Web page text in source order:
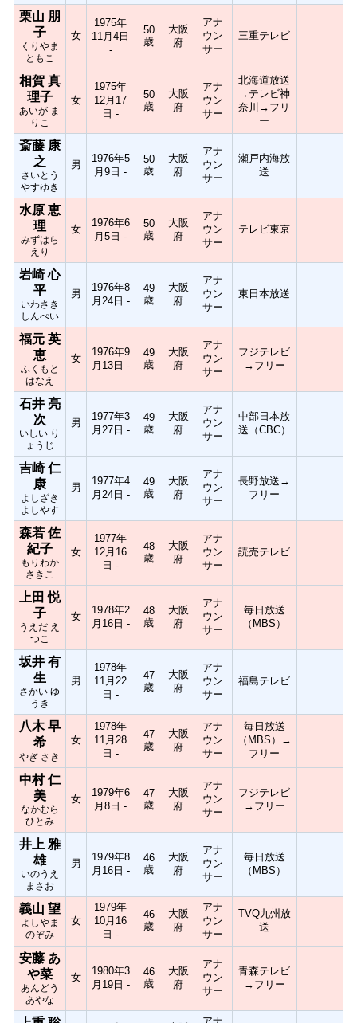
栗山 朋
子
くりやま
ともこ
女
1975年
11月4日
-
50
歳
大阪
府
アナ
ウン
サー
三重テレビ
相賀 真
理子
あいが ま
りこ
女
1975年
12月17
日 -
50
歳
大阪
府
アナ
ウン
サー
北海道放送
→テレビ神
奈川→フリ
ー
斎藤 康
之
さいとう
やすゆき
男
1976年5
月9日 -
50
歳
大阪
府
アナ
ウン
サー
瀬戸内海放
送
水原 恵
理
みずはら
えり
女
1976年6
月5日 -
50
歳
大阪
府
アナ
ウン
サー
テレビ東京
岩崎 心
平
いわさき
しんぺい
男
1976年8
月24日 -
49
歳
大阪
府
アナ
ウン
サー
東日本放送
福元 英
恵
ふくもと
はなえ
女
1976年9
月13日 -
49
歳
大阪
府
アナ
ウン
サー
フジテレビ
→フリー
石井 亮
次
いしい り
ょうじ
男
1977年3
月27日 -
49
歳
大阪
府
アナ
ウン
サー
中部日本放
送（CBC）
吉崎 仁
康
よしざき
よしやす
男
1977年4
月24日 -
49
歳
大阪
府
アナ
ウン
サー
長野放送→
フリー
森若 佐
紀子
もりわか
さきこ
女
1977年
12月16
日 -
48
歳
大阪
府
アナ
ウン
サー
読売テレビ
上田 悦
子
うえだ え
つこ
女
1978年2
月16日 -
48
歳
大阪
府
アナ
ウン
サー
毎日放送
（MBS）
坂井 有
生
さかい ゆ
うき
男
1978年
11月22
日 -
47
歳
大阪
府
アナ
ウン
サー
福島テレビ
八木 早
希
やぎ さき
女
1978年
11月28
日 -
47
歳
大阪
府
アナ
ウン
サー
毎日放送
（MBS）→
フリー
中村 仁
美
なかむら
ひとみ
女
1979年6
月8日 -
47
歳
大阪
府
アナ
ウン
サー
フジテレビ
→フリー
井上 雅
雄
いのうえ
まさお
男
1979年8
月16日 -
46
歳
大阪
府
アナ
ウン
サー
毎日放送
（MBS）
義山 望
よしやま
のぞみ
女
1979年
10月16
日 -
46
歳
大阪
府
アナ
ウン
サー
TVQ九州放
送
安藤 あ
や菜
あんどう
あやな
女
1980年3
月19日 -
46
歳
大阪
府
アナ
ウン
サー
青森テレビ
→フリー